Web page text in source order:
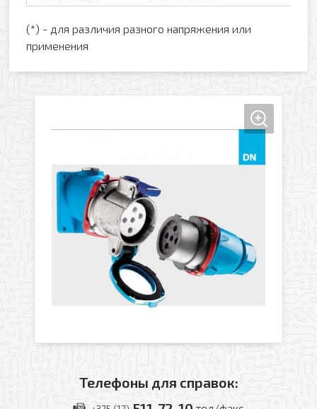
(*) - для различия разного напряжения или
применения
Телефоны для справок: